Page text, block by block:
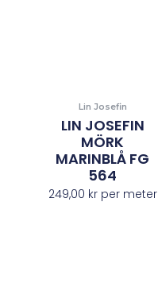
Lin Josefin
LIN JOSEFIN
MÖRK
MARINBLÅ FG
564
249,00 krper meter